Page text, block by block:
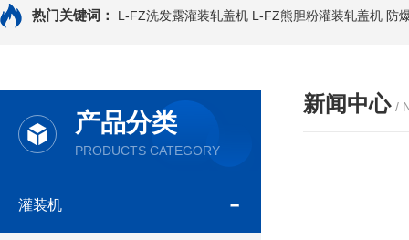
热门关键词： L-FZ洗发露灌装轧盖机 L-FZ熊胆粉灌装轧盖机 防
产品分类
PRODUCTS CATEGORY
灌装机
新闻中心 /